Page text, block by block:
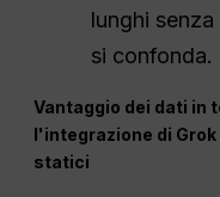
lunghi
si confonda.
Vantaggio dei dati in
l'integrazione di Grok
statici